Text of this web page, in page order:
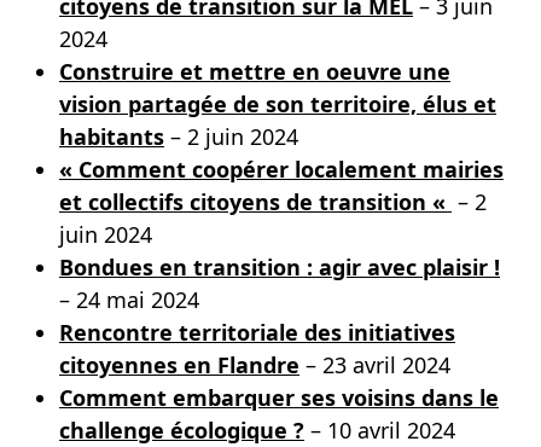
citoyens de transition sur la MEL – 3 juin
2024
Construire et mettre en oeuvre une
vision partagée de son territoire, élus et
habitants – 2 juin 2024
« Comment coopérer localement mairies
et collectifs citoyens de transition « – 2
juin 2024
Bondues en transition : agir avec plaisir !
– 24 mai 2024
Rencontre territoriale des initiatives
citoyennes en Flandre – 23 avril 2024
Comment embarquer ses voisins dans le
challenge écologique ? – 10 avril 2024